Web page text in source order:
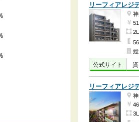
公式サイト
リーフィアレジ